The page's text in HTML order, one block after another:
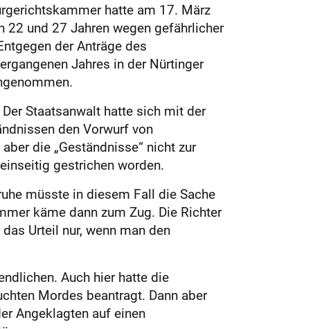
hatte am 17. März
22 und 27 Jahren wegen gefährlicher
der Anträge des
Jahres in der Nürtinger
Staatsanwalt hatte sich mit der
den Vorwurf von
die „Geständnisse“ nicht zur
gestrichen worden.
müsste in diesem Fall die Sache
käme dann zum Zug. Die Richter
Urteil nur, wenn man den
Auch hier hatte die
Mordes beantragt. Dann aber
Angeklagten auf einen